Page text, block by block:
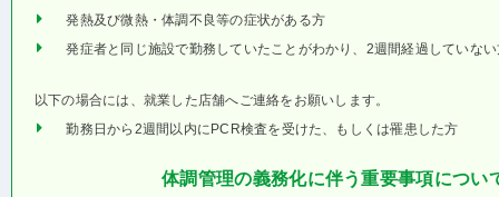
発熱及び微熱・体調不良等の症状がある方
発症者と同じ施設で勤務していたことがわかり、2週間経過していな
以下の場合には、就業した店舗へご連絡をお願いします。
勤務日から2週間以内にPCR検査を受けた、もしくは罹患した方
体調管理の義務化に伴う重要事項につい